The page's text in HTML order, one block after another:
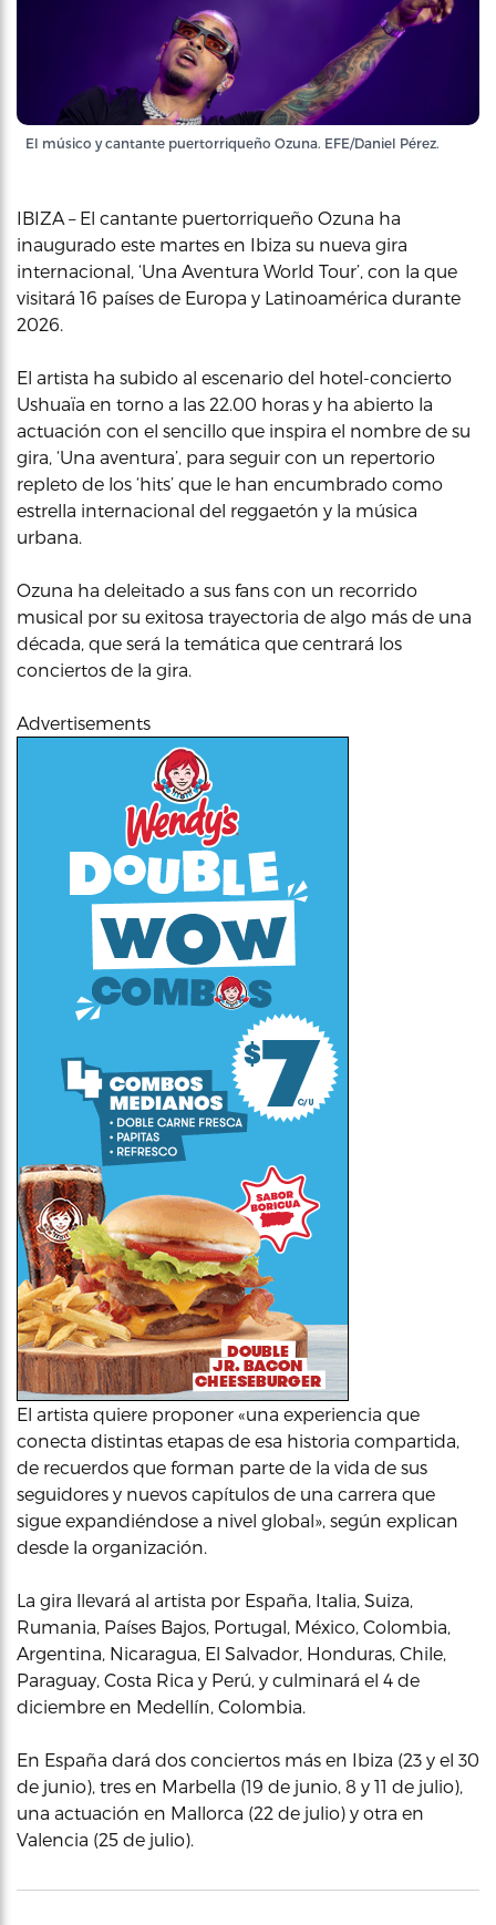
El músico y cantante puertorriqueño Ozuna. EFE/Daniel Pérez.
IBIZA – El cantante puertorriqueño Ozuna ha
inaugurado este martes en Ibiza su nueva gira
internacional, ‘Una Aventura World Tour’, con la que
visitará 16 países de Europa y Latinoamérica durante
2026.
El artista ha subido al escenario del hotel-concierto
Ushuaïa en torno a las 22.00 horas y ha abierto la
actuación con el sencillo que inspira el nombre de su
gira, ‘Una aventura’, para seguir con un repertorio
repleto de los ‘hits’ que le han encumbrado como
estrella internacional del reggaetón y la música
urbana.
Ozuna ha deleitado a sus fans con un recorrido
musical por su exitosa trayectoria de algo más de una
década, que será la temática que centrará los
conciertos de la gira.
Advertisements
El artista quiere proponer «una experiencia que
conecta distintas etapas de esa historia compartida,
de recuerdos que forman parte de la vida de sus
seguidores y nuevos capítulos de una carrera que
sigue expandiéndose a nivel global», según explican
desde la organización.
La gira llevará al artista por España, Italia, Suiza,
Rumania, Países Bajos, Portugal, México, Colombia,
Argentina, Nicaragua, El Salvador, Honduras, Chile,
Paraguay, Costa Rica y Perú, y culminará el 4 de
diciembre en Medellín, Colombia.
En España dará dos conciertos más en Ibiza (23 y el 30
de junio), tres en Marbella (19 de junio, 8 y 11 de julio),
una actuación en Mallorca (22 de julio) y otra en
Valencia (25 de julio).